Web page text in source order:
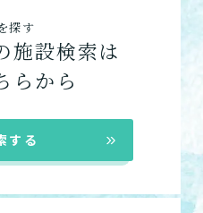
たてのお食事を詳しく
て…相談したい・見学
から通いたい、自宅に
のサービスは以下で
探す
施設検索は
らから
する